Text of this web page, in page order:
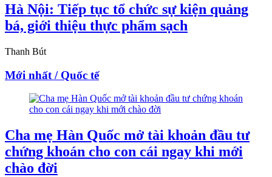
Hà Nội: Tiếp tục tổ chức sự kiện quảng
bá, giới thiệu thực phẩm sạch
Thanh Bút
Mới nhất / Quốc tế
Cha mẹ Hàn Quốc mở tài khoản đầu tư
chứng khoán cho con cái ngay khi mới
chào đời